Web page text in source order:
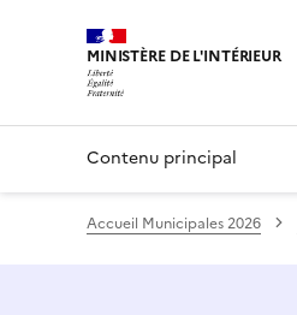
MINISTÈRE DE L'INTÉRIEUR
Contenu principal
Accueil Municipales 2026